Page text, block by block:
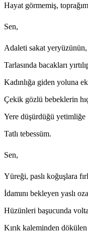
Hayat görmemiş,
Sen,
Adaleti sakat yeryüzünün,
Tarlasında bacakları
Kadınlığa giden yoluna
Çekik gözlü bebeklerin
Yere düşürdüğü yetimliğe
Tatlı tebessüm.
Sen,
Yüreği, paslı koğuşlara
İdamını bekleyen yaslı
Hüzünleri başucunda
Kırık kaleminden